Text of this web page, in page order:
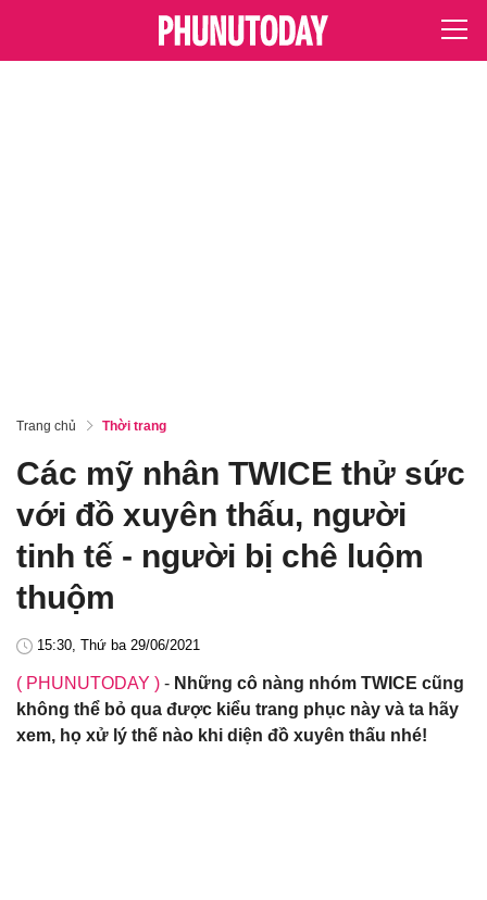
Trang chủ Thời trang
Các mỹ nhân TWICE thử sức
với đồ xuyên thấu, người
tinh tế - người bị chê luộm
thuộm
15:30, Thứ ba 29/06/2021
( PHUNUTODAY ) - Những cô nàng nhóm TWICE cũng
không thể bỏ qua được kiểu trang phục này và ta hãy
xem, họ xử lý thế nào khi diện đồ xuyên thấu nhé!